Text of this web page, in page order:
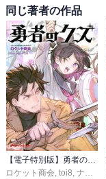
同じ著者の作品
【電子特別版】勇者のクズ
ロケット商会, toi8, ナカシマ723